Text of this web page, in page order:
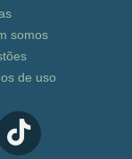
somos
de uso